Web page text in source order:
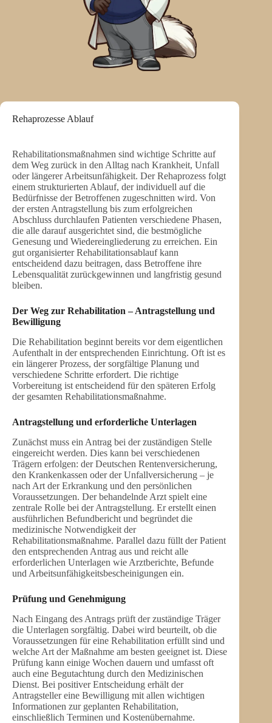
Rehaprozesse Ablauf
Rehabilitationsmaßnahmen sind wichtige Schritte auf
dem Weg zurück in den Alltag nach Krankheit, Unfall
oder längerer Arbeitsunfähigkeit. Der Rehaprozess folgt
einem strukturierten Ablauf, der individuell auf die
Bedürfnisse der Betroffenen zugeschnitten wird. Von
der ersten Antragstellung bis zum erfolgreichen
Abschluss durchlaufen Patienten verschiedene Phasen,
die alle darauf ausgerichtet sind, die bestmögliche
Genesung und Wiedereingliederung zu erreichen. Ein
gut organisierter Rehabilitationsablauf kann
entscheidend dazu beitragen, dass Betroffene ihre
Lebensqualität zurückgewinnen und langfristig gesund
bleiben.
Der Weg zur Rehabilitation – Antragstellung und
Bewilligung
Die Rehabilitation beginnt bereits vor dem eigentlichen
Aufenthalt in der entsprechenden Einrichtung. Oft ist es
ein längerer Prozess, der sorgfältige Planung und
verschiedene Schritte erfordert. Die richtige
Vorbereitung ist entscheidend für den späteren Erfolg
der gesamten Rehabilitationsmaßnahme.
Antragstellung und erforderliche Unterlagen
Zunächst muss ein Antrag bei der zuständigen Stelle
eingereicht werden. Dies kann bei verschiedenen
Trägern erfolgen: der Deutschen Rentenversicherung,
den Krankenkassen oder der Unfallversicherung – je
nach Art der Erkrankung und den persönlichen
Voraussetzungen. Der behandelnde Arzt spielt eine
zentrale Rolle bei der Antragstellung. Er erstellt einen
ausführlichen Befundbericht und begründet die
medizinische Notwendigkeit der
Rehabilitationsmaßnahme. Parallel dazu füllt der Patient
den entsprechenden Antrag aus und reicht alle
erforderlichen Unterlagen wie Arztberichte, Befunde
und Arbeitsunfähigkeitsbescheinigungen ein.
Prüfung und Genehmigung
Nach Eingang des Antrags prüft der zuständige Träger
die Unterlagen sorgfältig. Dabei wird beurteilt, ob die
Voraussetzungen für eine Rehabilitation erfüllt sind und
welche Art der Maßnahme am besten geeignet ist. Diese
Prüfung kann einige Wochen dauern und umfasst oft
auch eine Begutachtung durch den Medizinischen
Dienst. Bei positiver Entscheidung erhält der
Antragsteller eine Bewilligung mit allen wichtigen
Informationen zur geplanten Rehabilitation,
einschließlich Terminen und Kostenübernahme.